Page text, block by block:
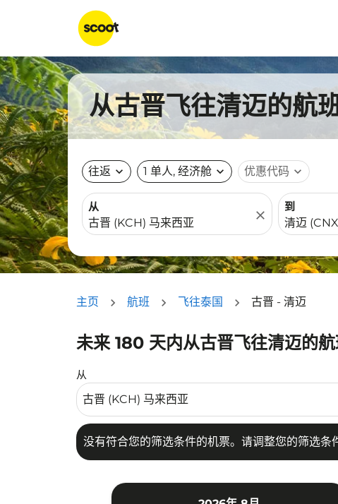
从古晋飞往清迈的航
往返 expand_more 1 单人, 经济舱 expand_more 优惠代码 expand_more
从
close
到
主页 航班 飞往泰国 古晋 - 清迈
未来 180 天内从古晋飞往清迈的
从
没有符合您的筛选条件的机票。请调整您的筛选条
没有符合您的筛选条件的机票。请调整您的筛选条件